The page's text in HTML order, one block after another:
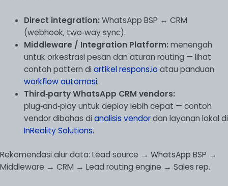
Direct integration:WhatsApp BSP ↔ CRM
(webhook, two‑way sync).
Middleware / Integration Platform:menengah
untuk orkestrasi pesan dan aturan routing — lihat
contoh pattern di artikel respons.io atau panduan
workflow automasi.
Third‑party WhatsApp CRM vendors:
plug‑and‑play untuk deploy lebih cepat — contoh
vendor dibahas di analisis vendordan layanan lokal di
InReality Solutions.
Rekomendasi alur data: Lead source → WhatsApp BSP →
Middleware → CRM → Lead routing engine → Sales rep.